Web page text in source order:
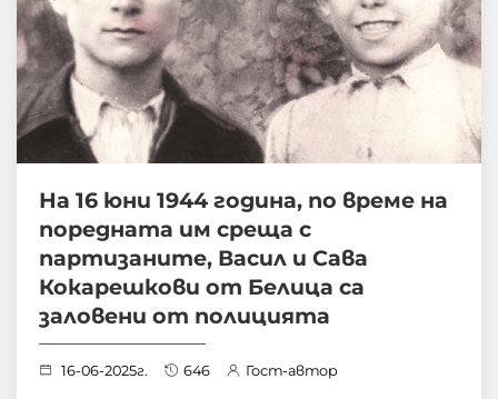
На 16 юни 1944 година, по време на
поредната им среща с
партизаните, Васил и Сава
Кокарешкови от Белица са
заловени от полицията
16-06-2025г. 646 Гост-автор